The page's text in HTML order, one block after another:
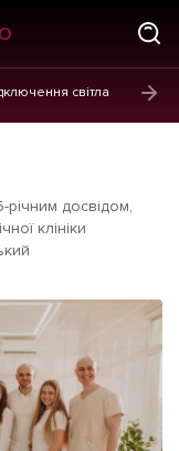
світла
річним досвідом,
клініки